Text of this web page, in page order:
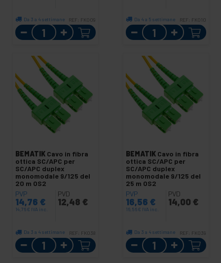
Da 3 a 4 settimane REF: FK009
Quantità
Da 4 a 5 settimane REF: FK010
Quantità
BEMATIK Cavo in fibra
ottica SC/APC per
SC/APC duplex
monomodale 9/125 del
20 m OS2
PVP
14,76 €
14,76 € IVA inc.
PVD
12,48 €
Da 3 a 4 settimane REF: FK038
Quantità
BEMATIK Cavo in fibra
ottica SC/APC per
SC/APC duplex
monomodale 9/125 del
25 m OS2
PVP
16,56 €
16,56 € IVA inc.
PVD
14,00 €
Da 3 a 4 settimane REF: FK039
Quantità